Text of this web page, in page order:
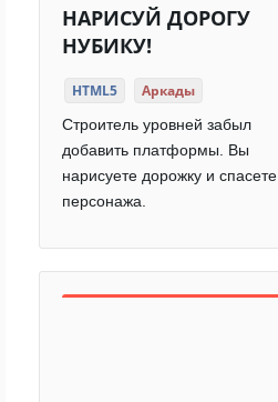
НАРИСУЙ ДОРОГУ
НУБИКУ!
HTML5 Аркады
Строитель уровней забыл
добавить платформы. Вы
нарисуете дорожку и спасете
персонажа.